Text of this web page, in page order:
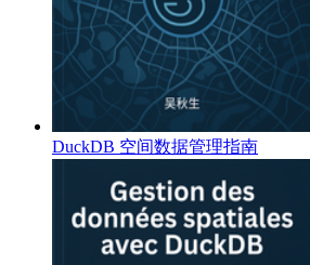
DuckDB 空间数据管理指南